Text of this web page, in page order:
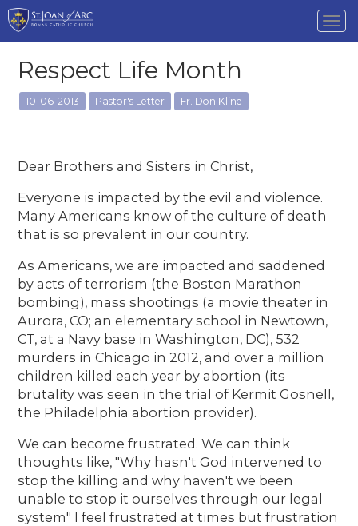
Respect Life Month
10-06-2013 Pastor's Letter Fr. Don Kline
Dear Brothers and Sisters in Christ,
Everyone is impacted by the evil and violence.
Many Americans know of the culture of death
that is so prevalent in our country.
As Americans, we are impacted and saddened
by acts of terrorism (the Boston Marathon
bombing), mass shootings (a movie theater in
Aurora, CO; an elementary school in Newtown,
CT, at a Navy base in Washington, DC), 532
murders in Chicago in 2012, and over a million
children killed each year by abortion (its
brutality was seen in the trial of Kermit Gosnell,
the Philadelphia abortion provider).
We can become frustrated. We can think
thoughts like, "Why hasn't God intervened to
stop the killing and why haven't we been
unable to stop it ourselves through our legal
system" I feel frustrated at times but frustration